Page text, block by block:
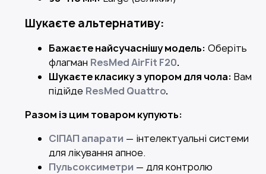
Шукаєте альтернативу:
Бажаєте найсучаснішу модель: Оберіть
флагман ResMed AirFit F20.
Шукаєте класику з упором для чола: Вам
підійде ResMed Quattro.
Разом із цим товаром купують:
СІПАП апарати — інтелектуальні системи
для лікування апное.
Пульсоксиметри — для контролю